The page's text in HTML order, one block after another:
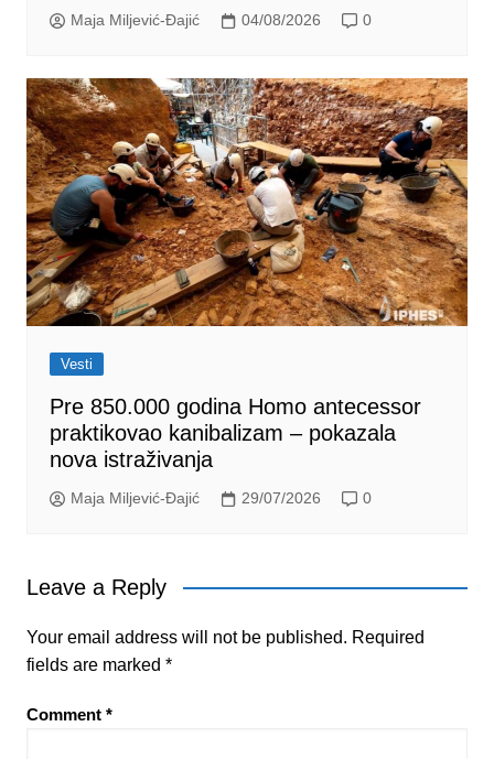
Maja Miljević-Đajić 04/08/2026 0
Vesti
Pre 850.000 godina Homo antecessor
praktikovao kanibalizam – pokazala
nova istraživanja
Maja Miljević-Đajić 29/07/2026 0
Leave a Reply
Your email address will not be published. Required
fields are marked *
Comment *